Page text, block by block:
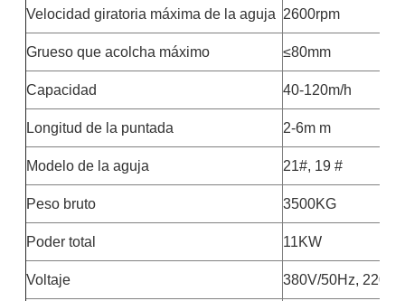
Velocidad giratoria máxima de la aguja 2600rpm
Grueso que acolcha máximo ≤80mm
Capacidad 40-120m/h
Longitud de la puntada 2-6m m
Modelo de la aguja 21#, 19 #
Peso bruto 3500KG
Poder total 11KW
Voltaje 380V/50Hz, 220V/